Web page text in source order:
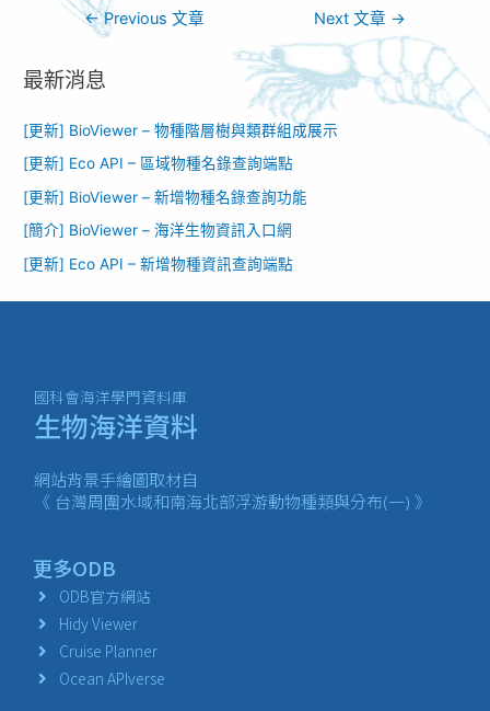
←Previous 文章 Next 文章 →
最新消息
[更新] BioViewer – 物種階層樹與類群組成展示
[更新] Eco API – 區域物種名錄查詢端點
[更新] BioViewer – 新增物種名錄查詢功能​
[簡介] BioViewer – 海洋生物資訊入口網​
[更新] Eco API – 新增物種資訊查詢端點
國科會海洋學門資料庫
生物海洋資料
網站背景手繪圖取材自
《 台灣周圍水域和南海北部浮游動物種類與分布(一) 》
更多ODB
ODB官方網站
Hidy Viewer
Cruise Planner
Ocean APIverse